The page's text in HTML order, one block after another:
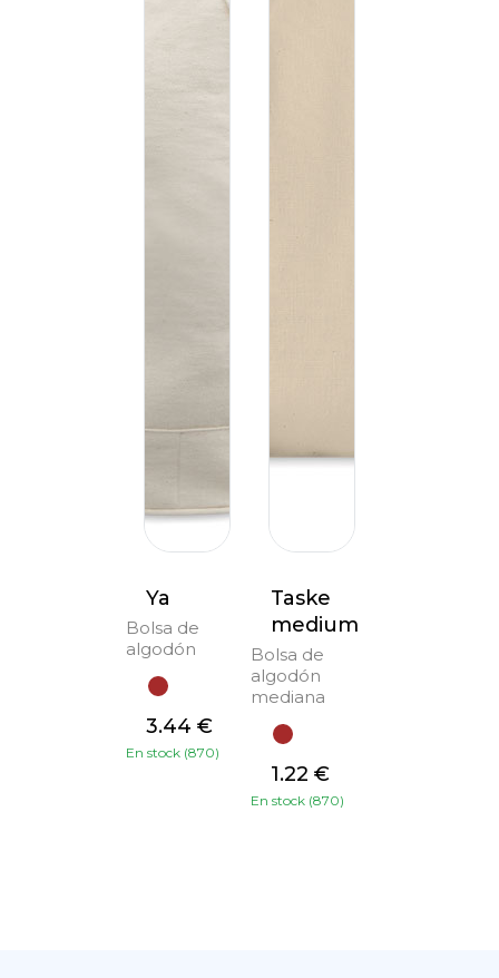
Ya
Bolsa de
algodón
3.44 €
En stock (870)
Taske
medium
Bolsa de
algodón
mediana
1.22 €
En stock (870)